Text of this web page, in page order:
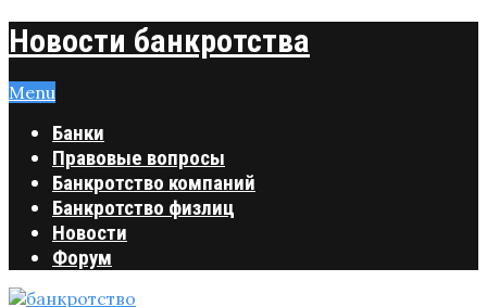
Новости банкротства
Menu
Банки
Правовые вопросы
Банкротство компаний
Банкротство физлиц
Новости
Форум